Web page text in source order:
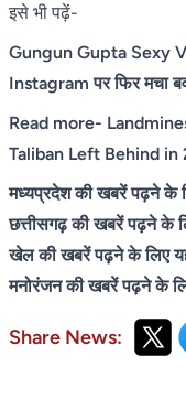
इसे भी पढ़ें-
Gungun Gupta Sexy
Instagram पर फिर मचा
Read more-
Taliban Left Behind in
मध्यप्रदेश की खबरें पढ़ने के
छत्तीसगढ़ की खबरें पढ़ने के
खेल की खबरें पढ़ने के लिए
मनोरंजन की खबरें पढ़ने के
Share News: